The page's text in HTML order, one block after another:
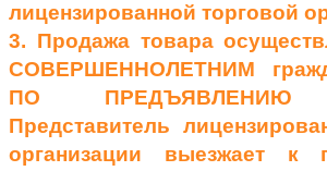
лицензированной торговой
3. Продажа товара
СОВЕРШЕННОЛЕТНИМ
ПО ПРЕДЪЯВЛЕНИЮ
Представитель
организации выезжает к